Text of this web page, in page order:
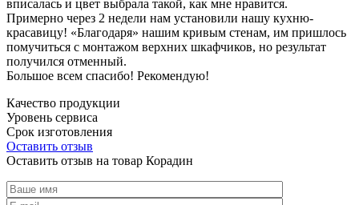
вписалась и цвет выбрала такой, как мне нравится.
Примерно через 2 недели нам установили нашу кухню-
красавицу! «Благодаря» нашим кривым стенам, им пришлось
помучиться с монтажом верхних шкафчиков, но результат
получился отменный.
Большое всем спасибо! Рекомендую!
Качество продукции
Уровень сервиса
Срок изготовления
Оставить отзыв
Оставить отзыв на товар Корадин